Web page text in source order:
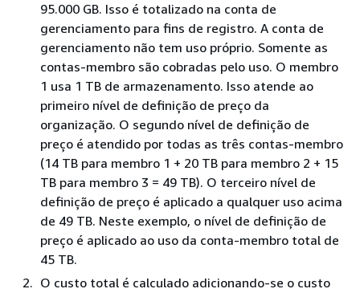
95.000 GB. Isso é totalizado na conta de
gerenciamento para fins de registro. A conta de
gerenciamento não tem uso próprio. Somente as
contas-membro são cobradas pelo uso. O membro
1 usa 1 TB de armazenamento. Isso atende ao
primeiro nível de definição de preço da
organização. O segundo nível de definição de
preço é atendido por todas as três contas-membro
(14 TB para membro 1 + 20 TB para membro 2 + 15
TB para membro 3 = 49 TB). O terceiro nível de
definição de preço é aplicado a qualquer uso acima
de 49 TB. Neste exemplo, o nível de definição de
preço é aplicado ao uso da conta-membro total de
45 TB.
O custo total é calculado adicionando-se o custo